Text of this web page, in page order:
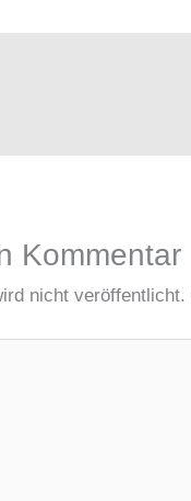
Kommentar
nicht veröffentlicht.